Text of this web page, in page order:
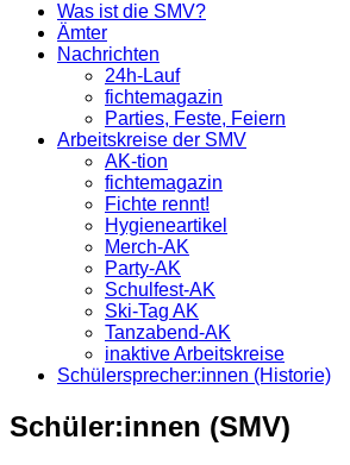
Was ist die SMV?
Ämter
Nachrichten
24h-Lauf
fichtemagazin
Parties, Feste, Feiern
Arbeitskreise der SMV
AK-tion
fichtemagazin
Fichte rennt!
Hygieneartikel
Merch-AK
Party-AK
Schulfest-AK
Ski-Tag AK
Tanzabend-AK
inaktive Arbeitskreise
Schülersprecher:innen (Historie)
Schüler:innen (SMV)